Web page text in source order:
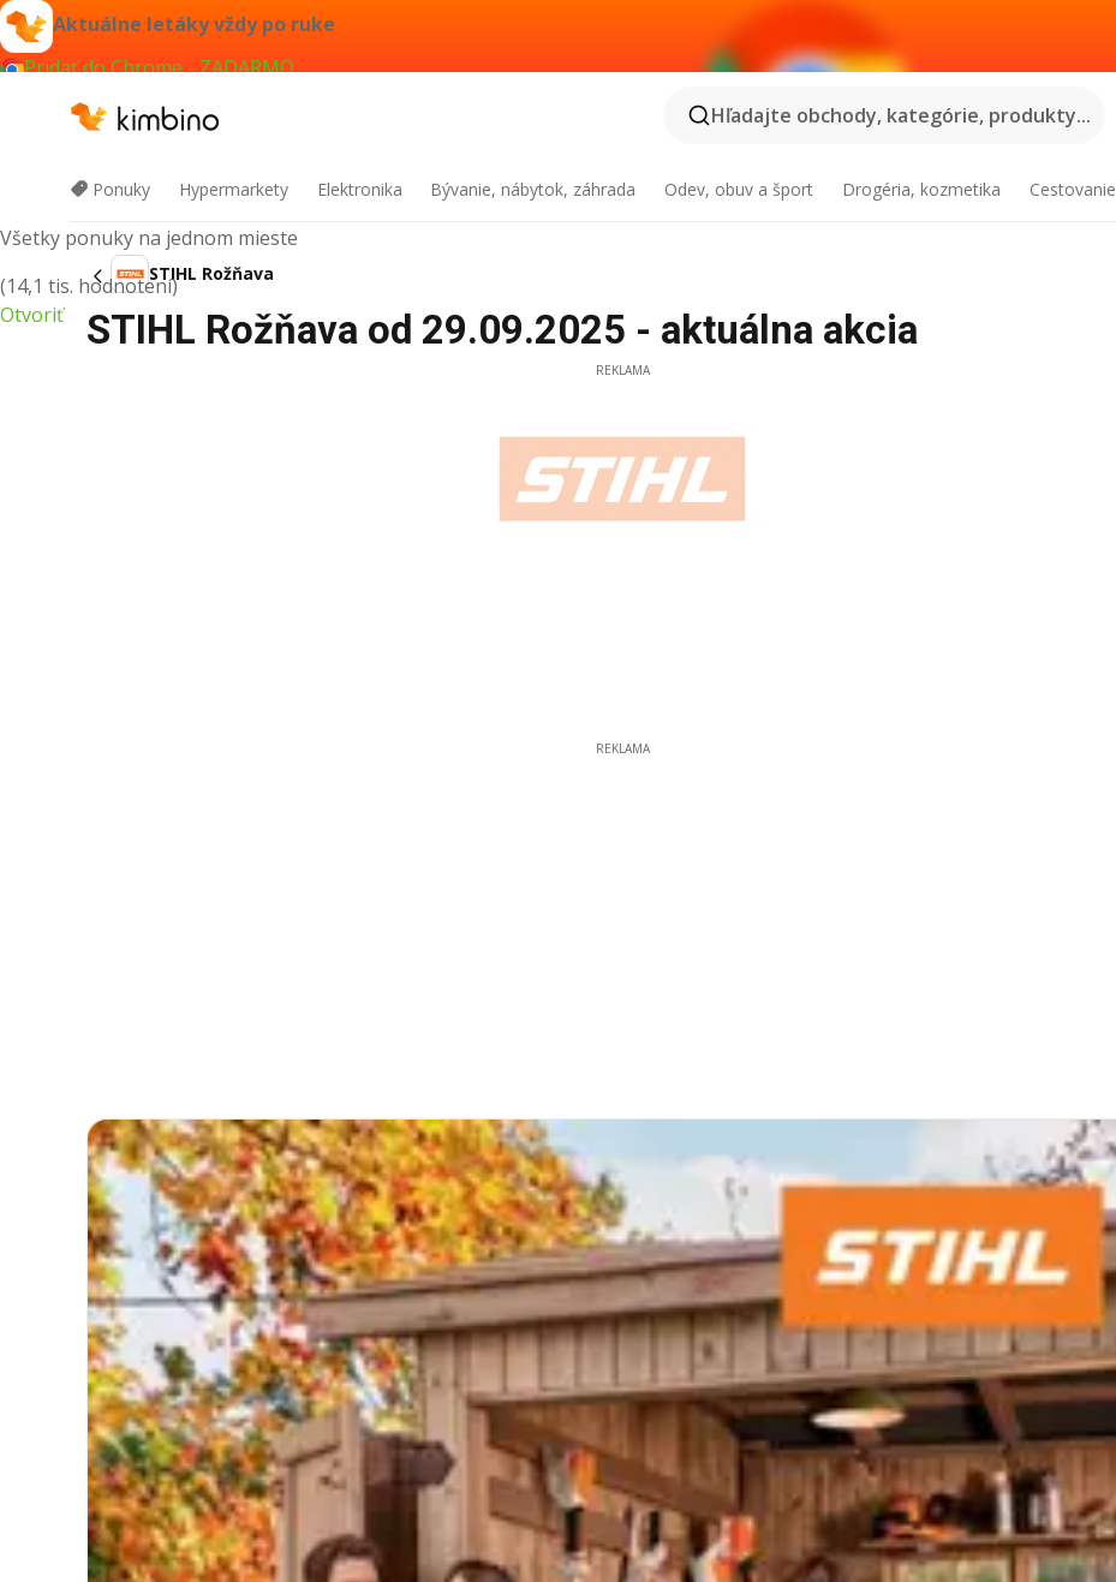
Aktuálne letáky vždy po ruke
Pridať do Chrome - ZADARMO
Kimbino
Všetky ponuky na jednom mieste
(14,1 tis. hodnotení)
Otvoriť
Hľadajte obchody, kategórie, produkty...
Ponuky Hypermarkety Elektronika Bývanie, nábytok, záhrada Odev, obuv a šport Drogéria, kozmetika Cestovanie
STIHL Rožňava
STIHL Rožňava od 29.09.2025 - aktuálna akcia
REKLAMA
REKLAMA